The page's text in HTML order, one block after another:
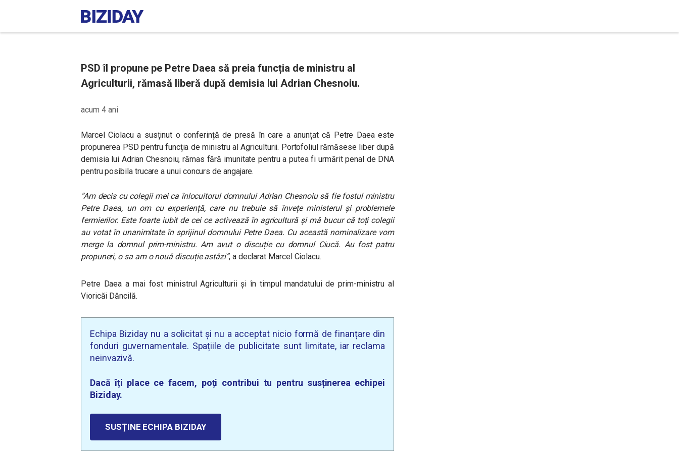
PSD îl propune pe Petre Daea să preia funcția de ministru al
Agriculturii, rămasă liberă după demisia lui Adrian Chesnoiu.
acum 4 ani
Marcel Ciolacu a susținut o conferință de presă în care a anunțat că Petre Daea este
propunerea PSD pentru funcția de ministru al Agriculturii. Portofoliul rămăsese liber după
demisia lui Adrian Chesnoiu, rămas fără imunitate pentru a putea fi urmărit penal de DNA
pentru posibila trucare a unui concurs de angajare.
“Am decis cu colegii mei ca înlocuitorul domnului Adrian Chesnoiu să fie fostul ministru
Petre Daea, un om cu experiență, care nu trebuie să învețe ministerul și problemele
fermierilor. Este foarte iubit de cei ce activează în agricultură și mă bucur că toți colegii
au votat în unanimitate în sprijinul domnului Petre Daea. Cu această nominalizare vom
merge la domnul prim-ministru. Am avut o discuție cu domnul Ciucă. Au fost patru
propuneri, o sa am o nouă discuție astăzi”, a declarat Marcel Ciolacu.
Petre Daea a mai fost ministrul Agriculturii și în timpul mandatului de prim-ministru al
Vioricăi Dăncilă.
Echipa Biziday nu a solicitat și nu a acceptat nicio formă de finanțare din
fonduri guvernamentale. Spațiile de publicitate sunt limitate, iar reclama
neinvazivă.
Dacă îți place ce facem, poți contribui tu pentru susținerea echipei
Biziday.
SUSȚINE ECHIPA BIZIDAY